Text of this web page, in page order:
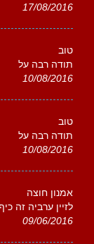
17/08/2016
טוב
תודה רבה על
10/08/2016
טוב
תודה רבה על
10/08/2016
אמנון חוצה
לזיין ערביה זה
09/06/2016